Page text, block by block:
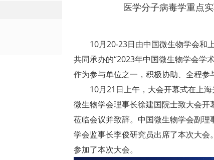
医学分子病毒学重点
10月20-23日由中国微生物学会和
共同承办的“2023年中国微生物学会学
作为参与单位之一，积极协助、全程参
10月21日上午，大会开幕式在上
微生物学会理事长徐建国院士致大会
莅临会议并致辞。中国微生物学会副
学会监事长李俊研究员出席了本次大
参加了本次大会。